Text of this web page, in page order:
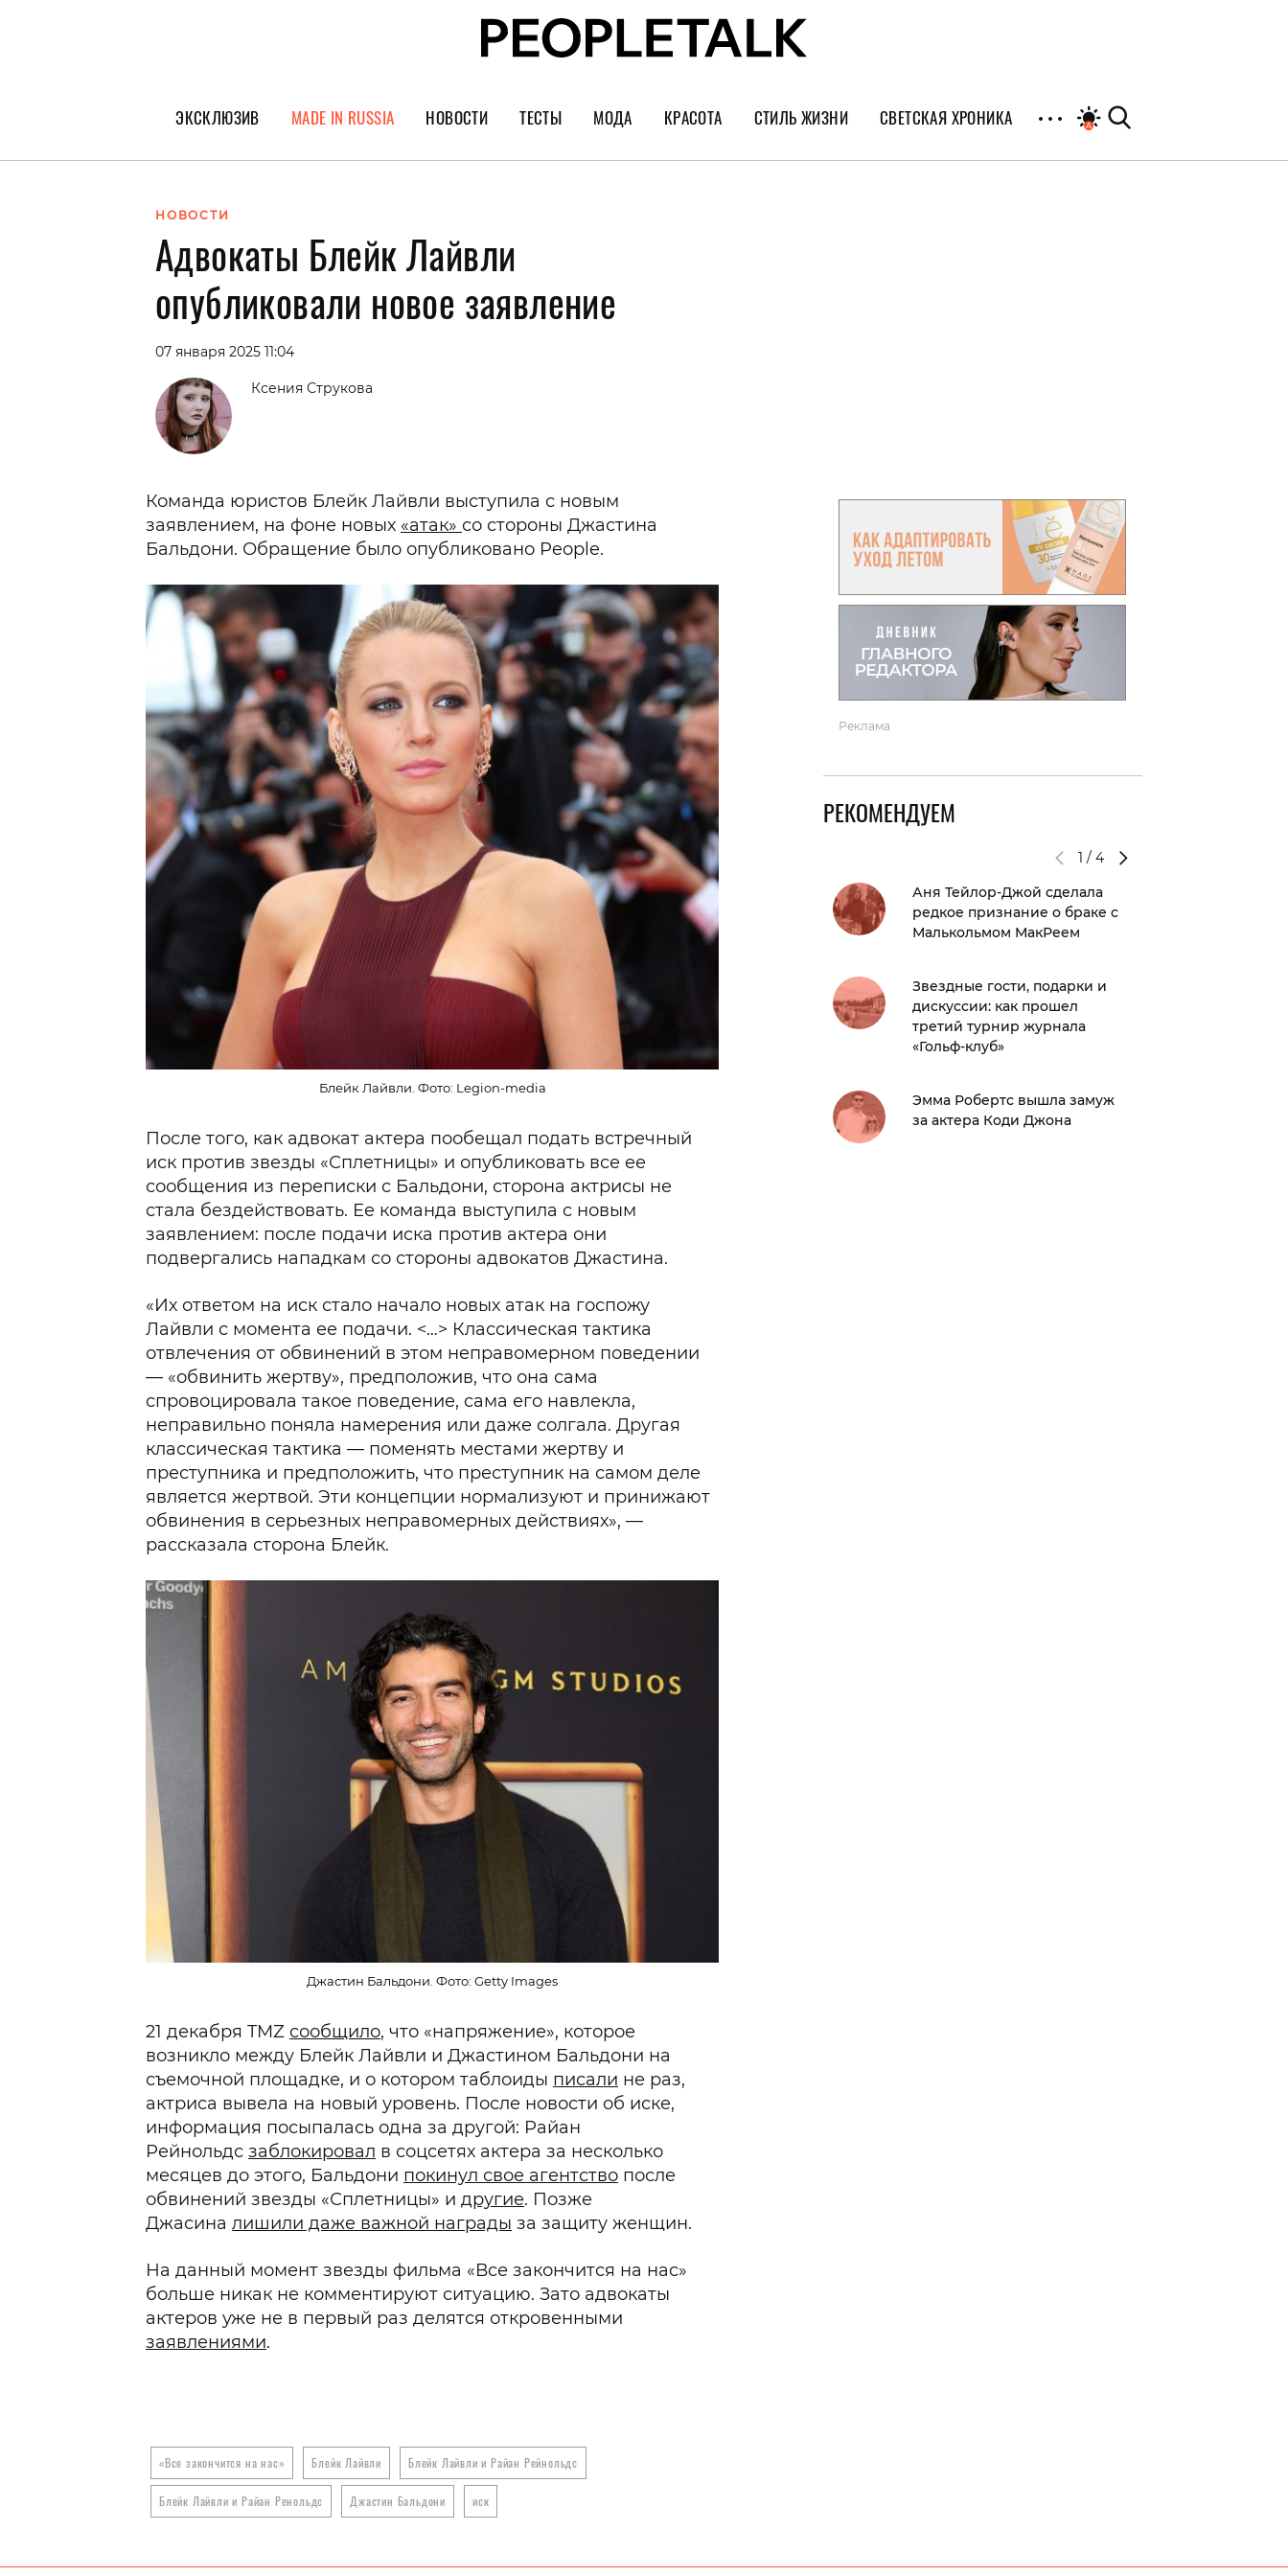
ЭКСКЛЮЗИВ
ГЕРОИ PEOPLETALK
ПОКОЛЕНИЕ
MADE IN RUSSIA НОВОСТИ ТЕСТЫ МОДА
Тренды
КРАСОТА
Уход за лицом
СТИЛЬ ЖИЗНИ
Культура
СВЕТСКАЯ ХРОНИКА
НОВОСТИ
Адвокаты Блейк Лайвли
опубликовали новое заявление
07 января 2025 11:04
Ксения Струкова
Команда юристов Блейк Лайвли выступила с новым
заявлением, на фоне новых «атак» со стороны Джастина
Бальдони. Обращение было опубликовано People.
Блейк Лайвли. Фото: Legion-media
После того, как адвокат актера пообещал подать встречный
иск против звезды «Сплетницы» и опубликовать все ее
сообщения из переписки с Бальдони, сторона актрисы не
стала бездействовать. Ее команда выступила с новым
заявлением: после подачи иска против актера они
подвергались нападкам со стороны адвокатов Джастина.
«Их ответом на иск стало начало новых атак на госпожу
Лайвли с момента ее подачи. <…> Классическая тактика
отвлечения от обвинений в этом неправомерном поведении
— «обвинить жертву», предположив, что она сама
спровоцировала такое поведение, сама его навлекла,
неправильно поняла намерения или даже солгала. Другая
классическая тактика — поменять местами жертву и
преступника и предположить, что преступник на самом деле
является жертвой. Эти концепции нормализуют и принижают
обвинения в серьезных неправомерных действиях», —
рассказала сторона Блейк.
Джастин Бальдони. Фото: Getty Images
21 декабря TMZ сообщило, что «напряжение», которое
возникло между Блейк Лайвли и Джастином Бальдони на
съемочной площадке, и о котором таблоиды писали не раз,
актриса вывела на новый уровень. После новости об иске,
информация посыпалась одна за другой: Райан
Рейнольдс заблокировал в соцсетях актера за несколько
месяцев до этого, Бальдони покинул свое агентство после
обвинений звезды «Сплетницы» и другие. Позже
Джасина лишили даже важной награды за защиту женщин.
На данный момент звезды фильма «Все закончится на нас»
больше никак не комментируют ситуацию. Зато адвокаты
актеров уже не в первый раз делятся откровенными
заявлениями.
«Все закончится на нас» Блейк Лайвли Блейк Лайвли и Райан Рейнольдс
Блейк Лайвли и Райан Ренольдс Джастин Бальдони иск
Реклама
РЕКОМЕНДУЕМ
1 /4
Аня Тейлор-Джой сделала
редкое признание о браке с
Малькольмом МакРеем
Звездные гости, подарки и
дискуссии: как прошел
третий турнир журнала
«Гольф-клуб»
Эмма Робертс вышла замуж
за актера Коди Джона